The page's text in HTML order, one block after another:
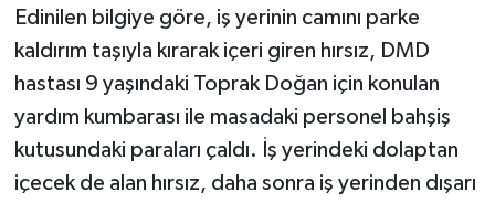
Edinilen bilgiye göre, iş yerinin camını parke
kaldırım taşıyla kırarak içeri giren hırsız, DMD
hastası 9 yaşındaki Toprak Doğan için konulan
yardım kumbarası ile masadaki personel bahşiş
kutusundaki paraları çaldı. İş yerindeki dolaptan
içecek de alan hırsız, daha sonra iş yerinden dışarı